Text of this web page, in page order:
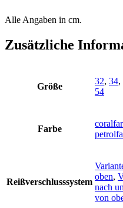
Alle Angaben in cm.
Zusätzliche
Größe
32, 34,
54
Farbe
Reißverschlusssystem
oben,
nach
von